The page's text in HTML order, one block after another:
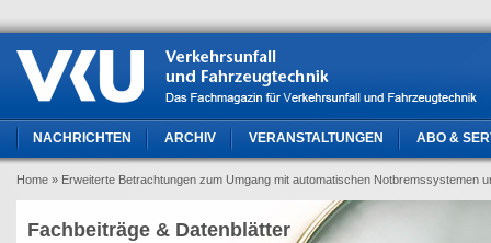
NACHRICHTEN ARCHIV VERANSTALTUNGEN ABO &
Home » Erweiterte Betrachtungen zum Umgang mit automatischen Notbremssystemen
Fachbeiträge & Datenblätter